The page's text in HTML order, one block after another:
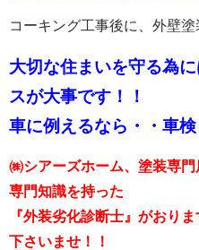
コーキング工事後に、外壁
大切な住まいを守る為
スが大事です！！
車に例えるなら・・車
㈱シアーズホーム、塗装専
専門知識を持った
『外装劣化診断士』がおり
下さいませ！！